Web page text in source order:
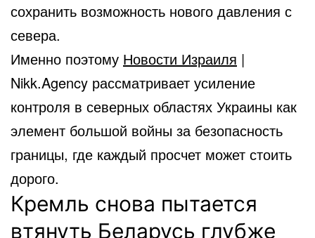
сохранить возможность нового давления с
севера.
Именно поэтому Новости Израиля |
Nikk.Agency рассматривает усиление
контроля в северных областях Украины как
элемент большой войны за безопасность
границы, где каждый просчет может стоить
дорого.
Кремль снова пытается
втянуть Беларусь глубже